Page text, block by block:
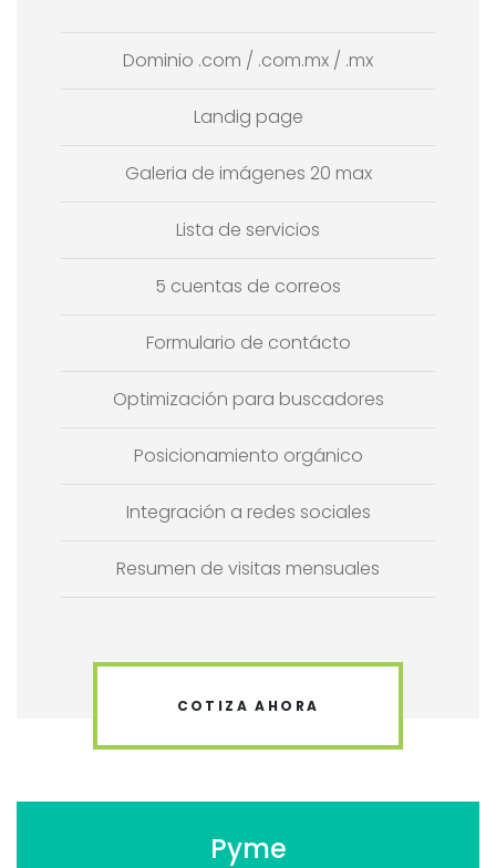
Dominio .com / .com.mx / .mx
Landig page
Galeria de imágenes 20 max
Lista de servicios
5 cuentas de correos
Formulario de contácto
Optimización para buscadores
Posicionamiento orgánico
Integración a redes sociales
Resumen de visitas mensuales
COTIZA AHORA
Pyme